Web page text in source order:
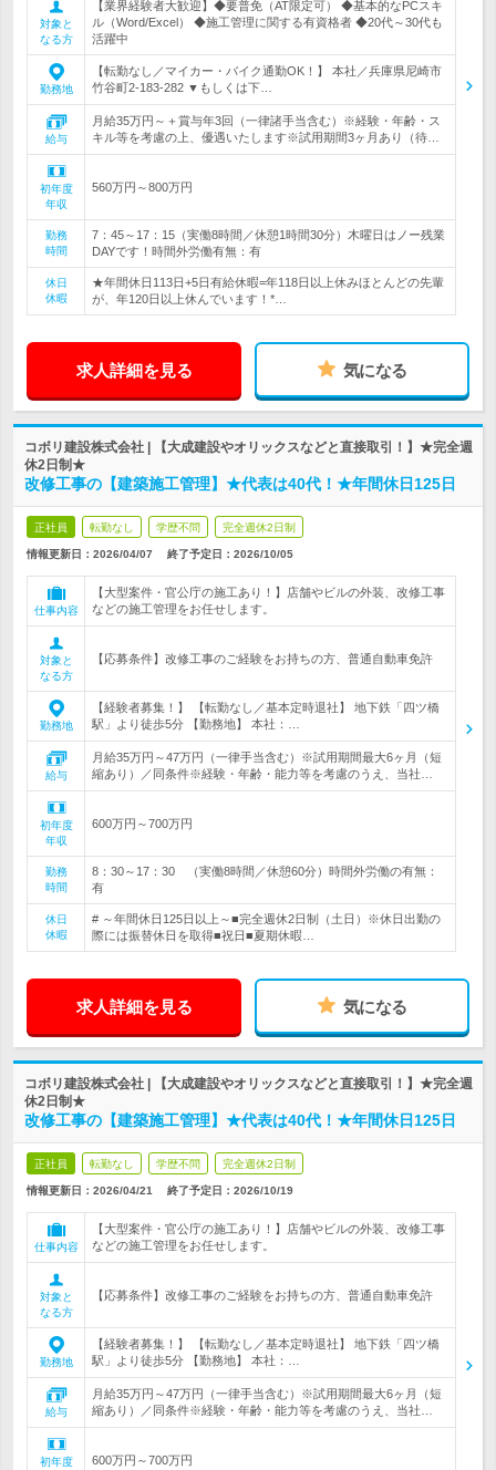
対象と
なる方
【業界経験者大歓迎】◆要普免（AT限定可） ◆基本的なPCスキ
ル（Word/Excel） ◆施工管理に関する有資格者 ◆20代～30代も
活躍中
勤務地
【転勤なし／マイカー・バイク通勤OK！】 本社／兵庫県尼崎市
竹谷町2-183-282 ▼もしくは下…
給与
月給35万円～＋賞与年3回（一律諸手当含む）※経験・年齢・ス
キル等を考慮の上、優遇いたします※試用期間3ヶ月あり（待…
初年度
年収
560万円～800万円
勤務
時間
7：45～17：15（実働8時間／休憩1時間30分）木曜日はノー残業
DAYです！時間外労働有無：有
休日
休暇
★年間休日113日+5日有給休暇=年118日以上休みほとんどの先輩
が、年120日以上休んでいます！*…
求人詳細を見る 気になる
コボリ建設株式会社 | 【大成建設やオリックスなどと直接取引！】★完全週
休2日制★
改修工事の【建築施工管理】★代表は40代！★年間休日125日
正社員 転勤なし 学歴不問 完全週休2日制
情報更新日：2026/04/07 終了予定日： 2026/10/05
仕事内容
【大型案件・官公庁の施工あり！】店舗やビルの外装、改修工事
などの施工管理をお任せします。
対象と
なる方
【応募条件】改修工事のご経験をお持ちの方、普通自動車免許
勤務地
【経験者募集！】 【転勤なし／基本定時退社】 地下鉄「四ツ橋
駅」より徒歩5分 【勤務地】 本社：…
給与
月給35万円～47万円（一律手当含む）※試用期間最大6ヶ月（短
縮あり）／同条件※経験・年齢・能力等を考慮のうえ、当社…
初年度
年収
600万円～700万円
勤務
時間
8：30～17：30 （実働8時間／休憩60分）時間外労働の有無：
有
休日
休暇
# ～年間休日125日以上～■完全週休2日制（土日）※休日出勤の
際には振替休日を取得■祝日■夏期休暇…
求人詳細を見る 気になる
コボリ建設株式会社 | 【大成建設やオリックスなどと直接取引！】★完全週
休2日制★
改修工事の【建築施工管理】★代表は40代！★年間休日125日
正社員 転勤なし 学歴不問 完全週休2日制
情報更新日：2026/04/21 終了予定日： 2026/10/19
仕事内容
【大型案件・官公庁の施工あり！】店舗やビルの外装、改修工事
などの施工管理をお任せします。
対象と
なる方
【応募条件】改修工事のご経験をお持ちの方、普通自動車免許
勤務地
【経験者募集！】 【転勤なし／基本定時退社】 地下鉄「四ツ橋
駅」より徒歩5分 【勤務地】 本社：…
給与
月給35万円～47万円（一律手当含む）※試用期間最大6ヶ月（短
縮あり）／同条件※経験・年齢・能力等を考慮のうえ、当社…
初年度
600万円～700万円